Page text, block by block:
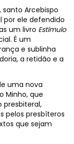
santo Arcebispo
por ele defendido
um livro Estímulo
É um
e sublinha
a retidão e a
uma nova
Minho, que
presbiteral,
pelos presbíteros
que sejam